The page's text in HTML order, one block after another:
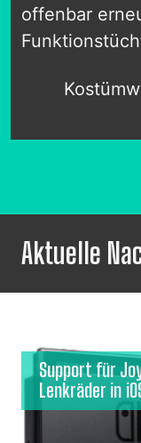
offenbar
Aktuelle
Support für
Lenkräder in